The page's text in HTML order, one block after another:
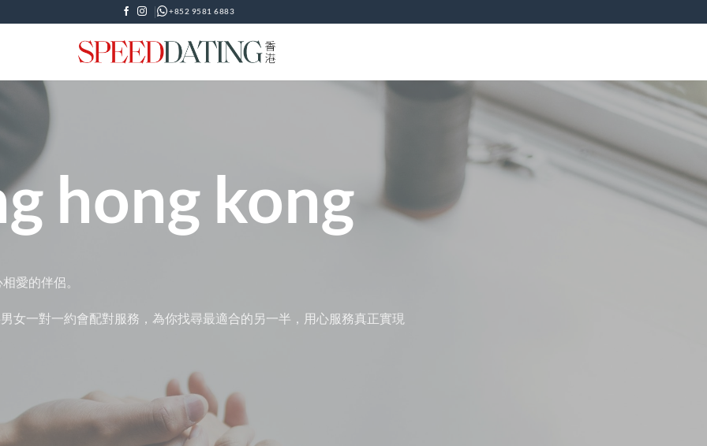
+852 9581 6883
hong kong
愛的伴侶。
女一對一約會配對服務，為你找尋最適合的另一半，用心服務真正實現